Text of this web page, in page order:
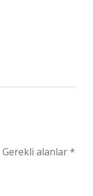
Gerekli alanlar*